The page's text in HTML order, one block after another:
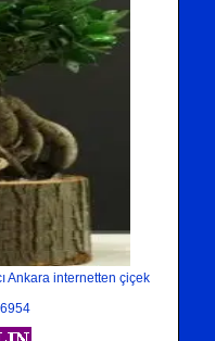
Ankara internetten çiçek